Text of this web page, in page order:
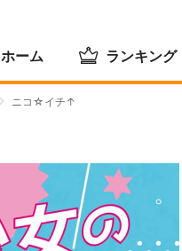
ホーム ランキング
ニコ☆イチ↑